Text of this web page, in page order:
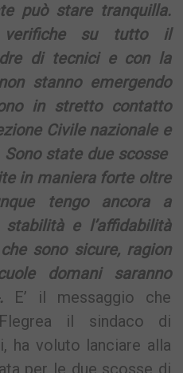
può stare tranquilla.
verifiche su tutto il
di tecnici e con la
stanno emergendo
in stretto contatto
Civile nazionale e
Sono state due scosse
in maniera forte oltre
tengo ancora a
e l’affidabilità
sono sicure, ragion
domani saranno
E’ il messaggio che
il sindaco di
ha voluto lanciare alla